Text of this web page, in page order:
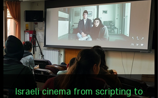
Israeli cinema from scripting to